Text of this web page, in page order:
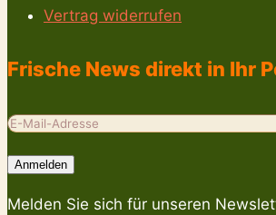
Vertrag widerrufen
Frische News direkt in Ihr
Melden Sie sich für unseren